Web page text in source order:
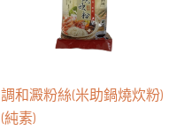
調和澱粉絲(米助鍋燒炊粉)
(純素)